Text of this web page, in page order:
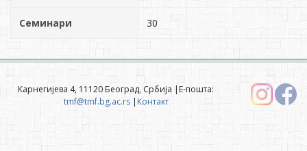
Семинари 30
Карнегијева 4, 11120 Београд, Србија |Е-пошта:
tmf@tmf.bg.ac.rs| Контакт